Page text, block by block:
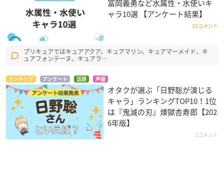
冨岡義勇など水属性・水使いキ
ャラ10選 【アンケート結果】
15コメント
プリキュアではキュアアクア、キュアマリン、キュアマーメイド、キ
ュアフォンテーヌ、キュアラ…
ランキング アンケート 話題 声優
オタクが選ぶ「日野聡が演じる
キャラ」ランキングTOP10！1位
は『鬼滅の刃』煉󠄁獄杏寿郎【202
6年版】
2コメント